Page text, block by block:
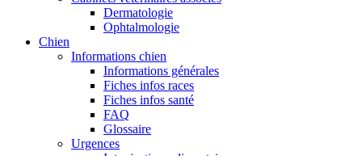
Dermatologie
Ophtalmologie
Chien
Informations chien
Informations générales
Fiches infos races
Fiches infos santé
FAQ
Glossaire
Urgences